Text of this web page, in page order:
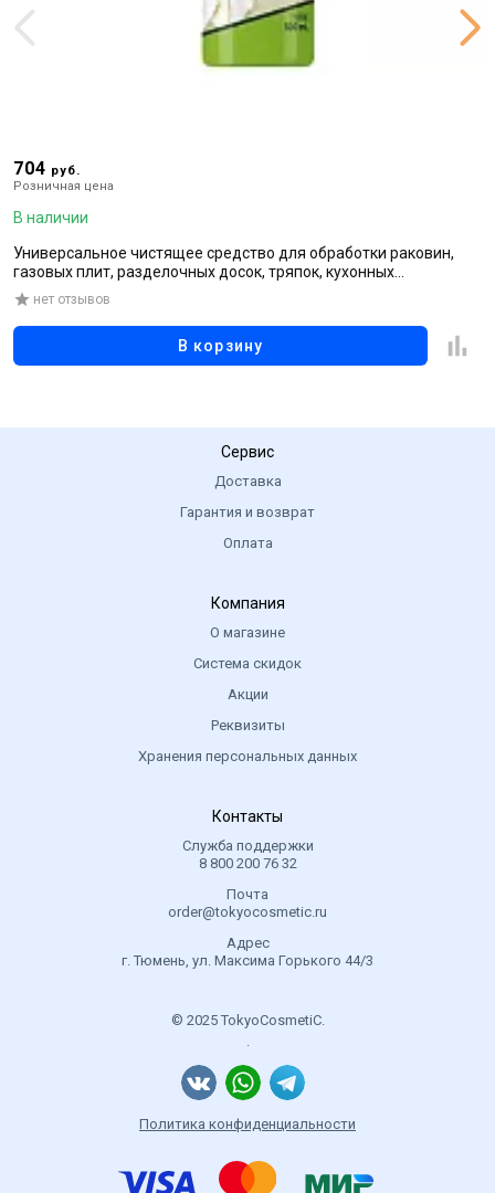
704 руб.
Розничная цена
В наличии
Универсальное чистящее средство для обработки раковин,
газовых плит, разделочных досок, тряпок, кухонных
принадлежностей с хлором, 500 мл
нет отзывов
В корзину
Сервис
Доставка
Гарантия и возврат
Оплата
Компания
О магазине
Система скидок
Акции
Реквизиты
Хранения персональных данных
Контакты
Служба поддержки
8 800 200 76 32
Почта
order@tokyocosmetic.ru
Адрес
г. Тюмень, ул. Максима Горького 44/3
© 2025 TokyoCosmetiC.
.
Политика конфиденциальности